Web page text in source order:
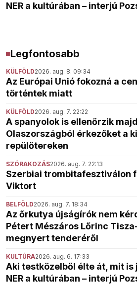
NER a kultúrában – interjú
Legfontosabb
KÜLFÖLD2026. aug. 8. 09:34
Az Európai Unió fokozná a
történtek miatt
KÜLFÖLD2026. aug. 7. 22:22
A spanyolok is ellenőrzik
Olaszországból érkezőket a
repülőtereken
SZÓRAKOZÁS2026. aug. 7. 22:13
Szerbiai trombitafesztiválon
Viktort
BELFÖLD2026. aug. 7. 18:34
Az őrkutya újságírók nem
Pétert Mészáros Lőrinc
megnyert tenderéről
KULTÚRA2026. aug. 6. 17:33
Aki testközelből élte át, mit is
NER a kultúrában – interjú